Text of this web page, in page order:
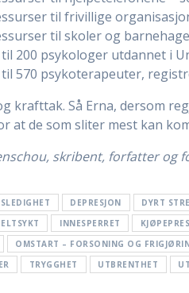
til frivillige
til skoler og
200 psykologer utdannet i
til 570 psykoterapeuter,
krafttak. Så Erna, dersom
at de som sliter mest kan
skribent, forfatter og
DEPRESJON DYRT
INNESPERRET
OMSTART – FORSONING OG
TRYGGHET UTBRENTHET